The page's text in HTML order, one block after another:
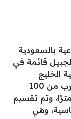
بالسعودية
قائمة في
الخليج
العربي، ويفصلها عن مدينة الدمام ما يقرب من 100
تصل إلى 1016 كيلومترًا، وتم تقسيم
أساسية، وهي